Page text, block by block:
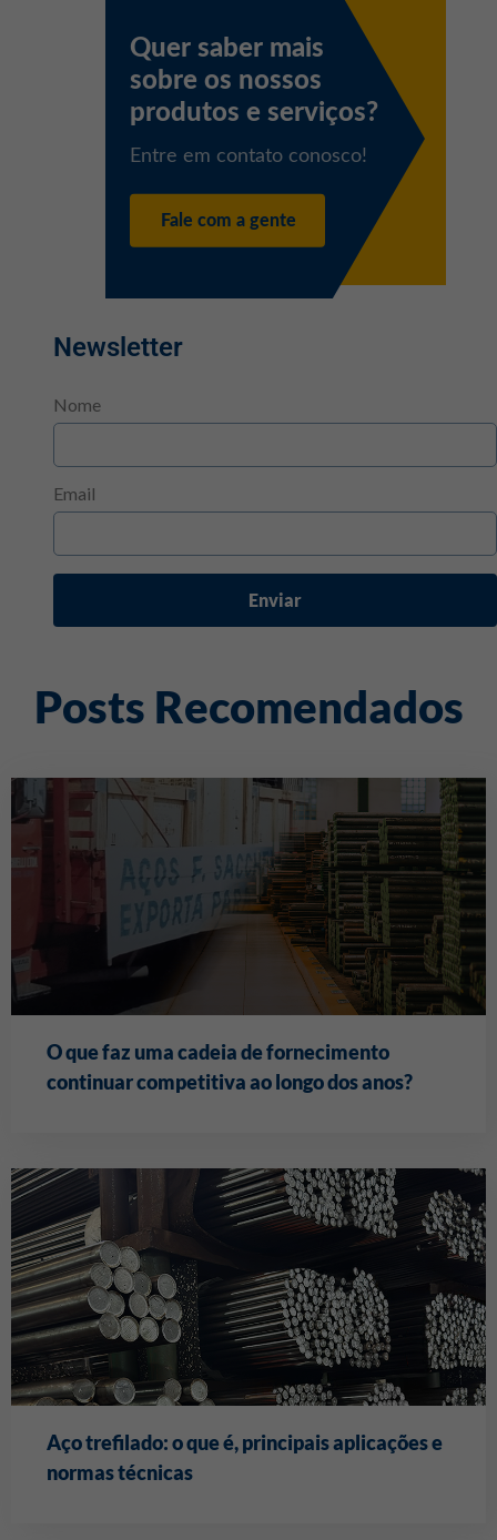
Newsletter
Nome
Email
Enviar
Posts Recomendados
O que faz uma cadeia de fornecimento
continuar competitiva ao longo dos anos?
Aço trefilado: o que é, principais aplicações e
normas técnicas